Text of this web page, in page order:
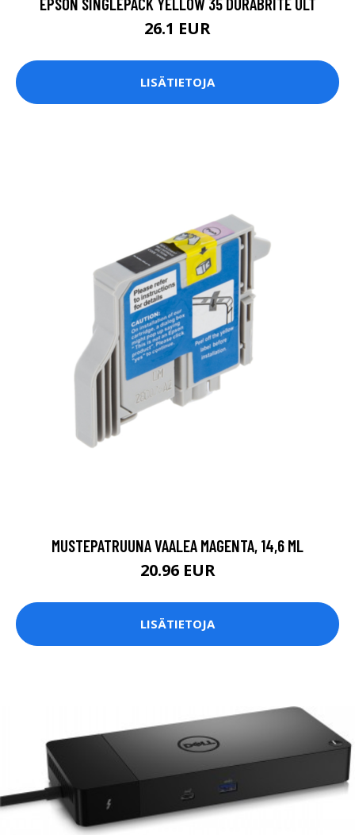
26.1 EUR
LISÄTIETOJA
MUSTEPATRUUNA VAALEA MAGENTA, 14,6 ML
20.96 EUR
LISÄTIETOJA